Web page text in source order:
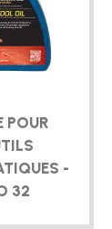
POUR
-
32